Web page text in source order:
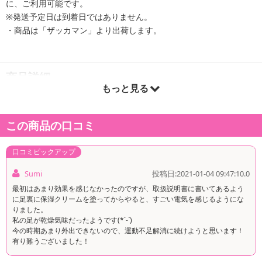
に、ご利用可能です。
※発送予定日は到着日ではありません。
・商品は「ザッカマン」より出荷します。
商品詳細
がら美脚＆健脚トレーニング!!
続かないウォーキングやランニング・・・運動不足の解消に！
ね、ふくらはぎ、太ももといった歩行を支える筋肉に効率的にアプ
ローチします。
お好みで6種類のトレーニングパターンと10段階の強弱調節が可
能！！
ただ足を乗せるだけで、足裏から足首、ふくらはぎ、太ももまで、
歩行を支える足の筋肉にアプローチ！一日約15分で理想の脚に！！
もっと見る
この商品の口コミ
口コミピックアップ
Sumi 投稿日:2021-01-04 09:47:10.0
最初はあまり効果を感じなかったのですが、取扱説明書に書いてあるよう
に足裏に保湿クリームを塗ってからやると、すごい電気を感じるようにな
りました。
私の足が乾燥気味だったようです(*´-`)
今の時期あまり外出できないので、運動不足解消に続けようと思います！
有り難うございました！